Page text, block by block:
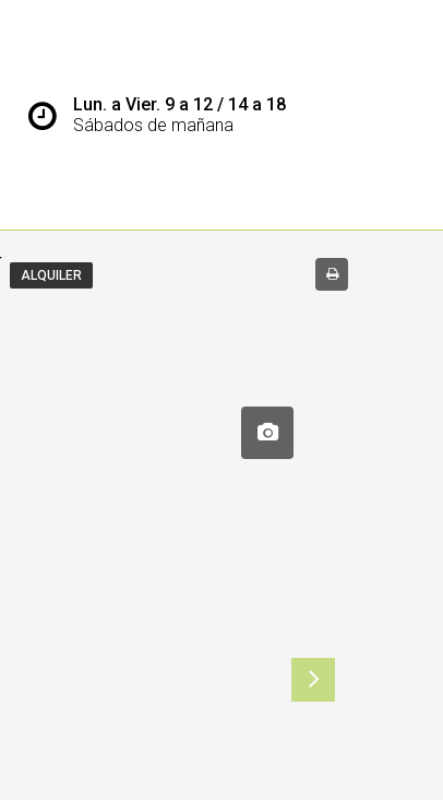
Lun. a Vier. 9 a 12 / 14 a 18
Sábados de mañana
ALQUILER